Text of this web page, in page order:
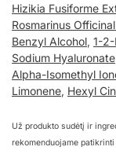
Hizikia Fusiforme
Rosmarinus
Benzyl Alcohol, 1-
Sodium Hyaluronate
Alpha-Isomethyl
Limonene, Hexyl
Už produkto sudėtį ir
rekomenduojame